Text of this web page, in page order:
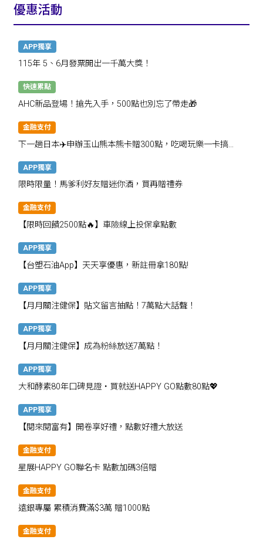
優惠活動
APP獨享
115年 5、6月發票開出一千萬大獎！
快速累點
AHC新品登場！搶先入手，500點也別忘了帶走🎁
金融支付
下一趟日本✈️申辦玉山熊本熊卡贈300點，吃喝玩樂一卡搞
APP獨享
限時限量！馬爹利好友贈迷你酒，買再贈禮券
金融支付
【限時回饋2500點🔥】車險線上投保拿點數
APP獨享
【台塑石油App】天天享優惠，新註冊拿180點!
APP獨享
【月月關注健保】貼文留言抽點！7萬點大話聲！
APP獨享
【月月關注健保】成為粉絲放送7萬點！
APP獨享
大和酵素80年口碑見證・買就送HAPPY GO點數80點💖
APP獨享
【閱來閱富有】開卷享好禮，點數好禮大放送
金融支付
星展HAPPY GO聯名卡 點數加碼3倍贈
金融支付
遠銀專屬 累積消費滿$3萬 贈1000點
金融支付